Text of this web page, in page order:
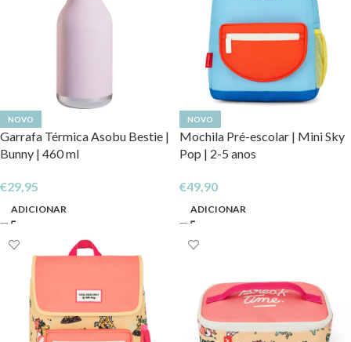
NOVO
Garrafa Térmica Asobu Bestie |
Bunny | 460 ml
€29,95
ADICIONAR
NOVO
Mochila Pré-escolar | Mini Sky
Pop | 2-5 anos
€49,90
ADICIONAR